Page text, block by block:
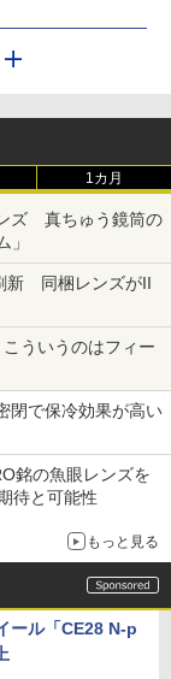
1カ月
ズ 真ちゅう鏡筒の
」
新 同梱レンズがII
ういうのはフィー
閉で保冷効果が高い
銘の魚眼レンズを
待と可能性
もっと見る
ール「CE28 N-p